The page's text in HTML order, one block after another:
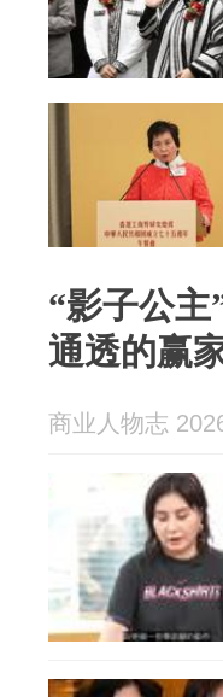
“影子公
通透的赢
商业人物志